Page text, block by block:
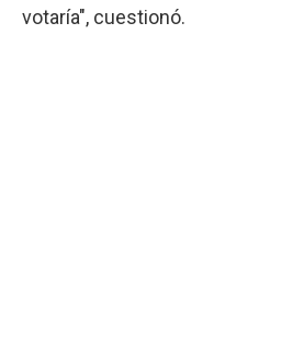
votaría", cuestionó.